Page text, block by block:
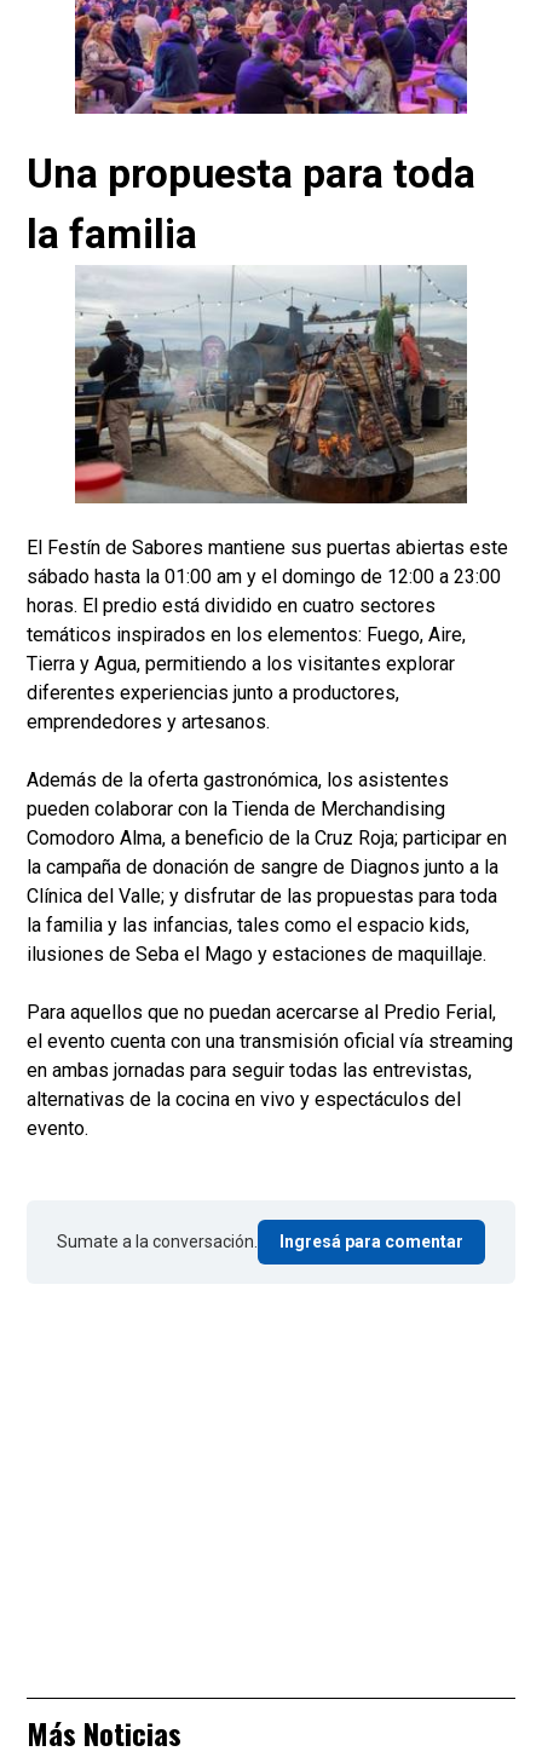
Una propuesta para toda
la familia
El Festín de Sabores mantiene sus puertas abiertas este
sábado hasta la 01:00 am y el domingo de 12:00 a 23:00
horas. El predio está dividido en cuatro sectores
temáticos inspirados en los elementos: Fuego, Aire,
Tierra y Agua, permitiendo a los visitantes explorar
diferentes experiencias junto a productores,
emprendedores y artesanos.
Además de la oferta gastronómica, los asistentes
pueden colaborar con la Tienda de Merchandising
Comodoro Alma, a beneficio de la Cruz Roja; participar en
la campaña de donación de sangre de Diagnos junto a la
Clínica del Valle; y disfrutar de las propuestas para toda
la familia y las infancias, tales como el espacio kids,
ilusiones de Seba el Mago y estaciones de maquillaje.
Para aquellos que no puedan acercarse al Predio Ferial,
el evento cuenta con una transmisión oficial vía streaming
en ambas jornadas para seguir todas las entrevistas,
alternativas de la cocina en vivo y espectáculos del
evento.
Sumate a la conversación. Ingresá para comentar
Más Noticias